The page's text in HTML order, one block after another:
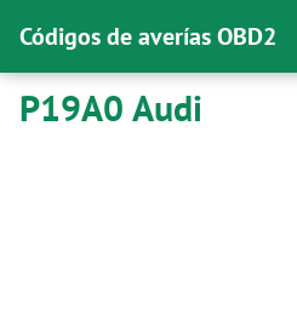
Códigos de averías OBD2
P19A0 Audi